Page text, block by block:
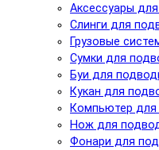
Аксессуары
Слинги для
Грузовые
Сумки для
Буи для
Кукан для
Компьютер
Нож для
Фонари для